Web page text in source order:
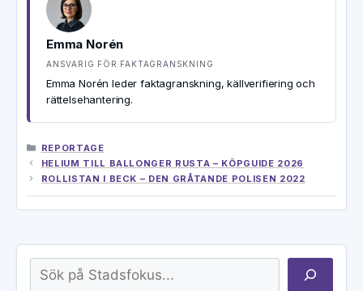
Emma Norén
ANSVARIG FÖR FAKTAGRANSKNING
Emma Norén leder faktagranskning, källverifiering och
rättelsehantering.
KATEGORIER
REPORTAGE
HELIUM TILL BALLONGER RUSTA – KÖPGUIDE 2026
ROLLISTAN I BECK – DEN GRÅTANDE POLISEN 2022
Sök